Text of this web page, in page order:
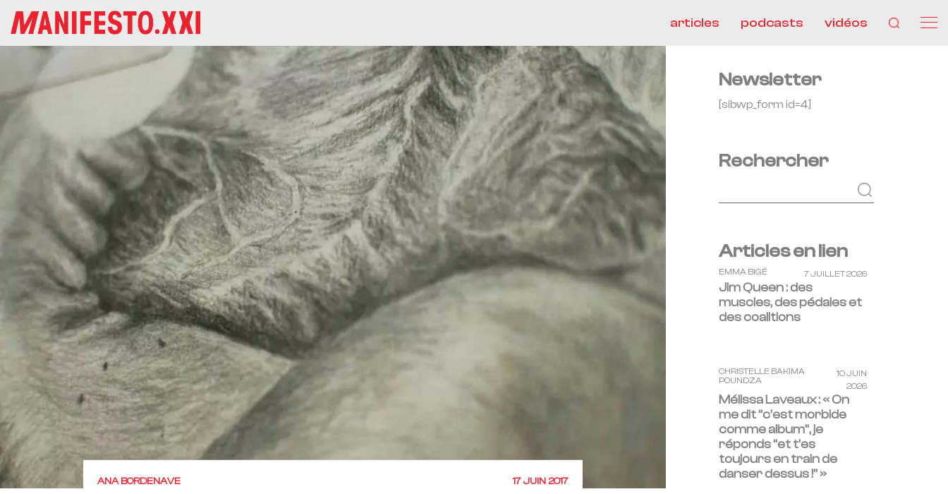
articles podcasts vidéos
ANA BORDENAVE 17 JUIN 2017
Newsletter
[sibwp_form id=4]
Rechercher
Articles en lien
EMMA BIGÉ 7 JUILLET 2026
Jim Queen : des
muscles, des pédales et
des coalitions
CHRISTELLE BAKIMA
POUNDZA
10 JUIN
2026
Mélissa Laveaux : « On
me dit “c’est morbide
comme album”, je
réponds “et t’es
toujours en train de
danser dessus !” »